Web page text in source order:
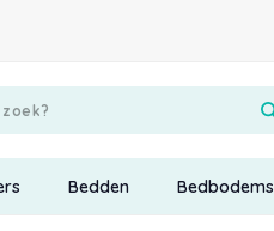
Bedden Bedbodems